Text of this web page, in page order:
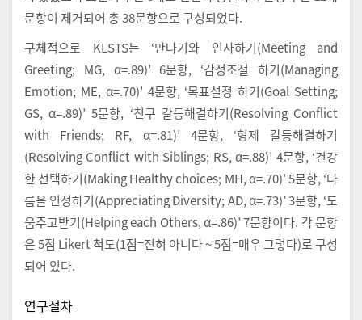
문항이 제거되어 총 38문항으로 구성되었다.
구체적으로 KLSTS는 ‘만나기와 인사하기(Meeting and
Greeting; MG, α=.89)’ 6문항, ‘감정조절 하기(Managing
Emotion; ME, α=.70)’ 4문항, ‘목표설정 하기(Goal Setting;
GS, α=.89)’ 5문항, ‘친구 갈등해결하기(Resolving Conflict
with Friends; RF, α=.81)’ 4문항, ‘형제 갈등해결하기
(Resolving Conflict with Siblings; RS, α=.88)’ 4문항, ‘건강
한 선택하기(Making Healthy choices; MH, α=.70)’ 5문항, ‘다
름을 인정하기(Appreciating Diversity; AD, α=.73)’ 3문항, ‘도
움주고받기(Helping each Others, α=.86)’ 7문항이다. 각 문항
은 5점 Likert 척도(1점=전혀 아니다 ~ 5점=매우 그렇다)로 구성
되어 있다.
연구절차